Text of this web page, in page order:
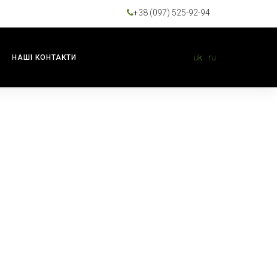
+38 (097) 525-92-94
НАШІ КОНТАКТИ uk ru